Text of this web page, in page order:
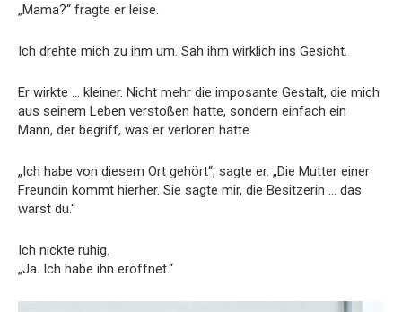
„Mama?“ fragte er leise.
Ich drehte mich zu ihm um. Sah ihm wirklich ins Gesicht.
Er wirkte … kleiner. Nicht mehr die imposante Gestalt, die mich
aus seinem Leben verstoßen hatte, sondern einfach ein
Mann, der begriff, was er verloren hatte.
„Ich habe von diesem Ort gehört“, sagte er. „Die Mutter einer
Freundin kommt hierher. Sie sagte mir, die Besitzerin … das
wärst du.“
Ich nickte ruhig.
„Ja. Ich habe ihn eröffnet.“